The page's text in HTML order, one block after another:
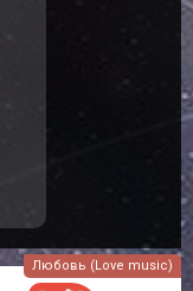
Любовь (Love music)